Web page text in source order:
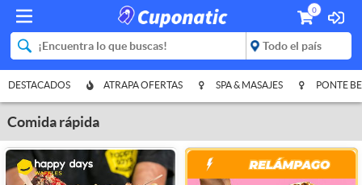
0
DESTACADOS ATRAPA OFERTAS SPA & MASAJES PONTE
Comida rápida